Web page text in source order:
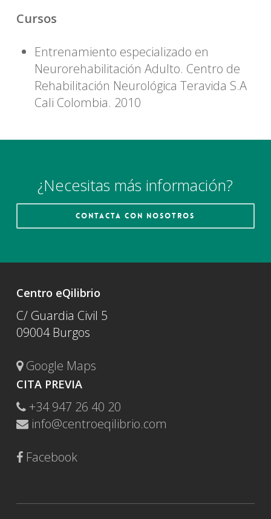
Cursos
Entrenamiento especializado en
Neurorehabilitación Adulto. Centro de
Rehabilitación Neurológica Teravida S.A
Cali Colombia. 2010
¿Necesitas más información?
Contacta con nosotros
Centro eQilibrio
C/ Guardia Civil 5
09004 Burgos
Google Maps
CITA PREVIA
+34 947 26 40 20
info@centroeqilibrio.com
Facebook